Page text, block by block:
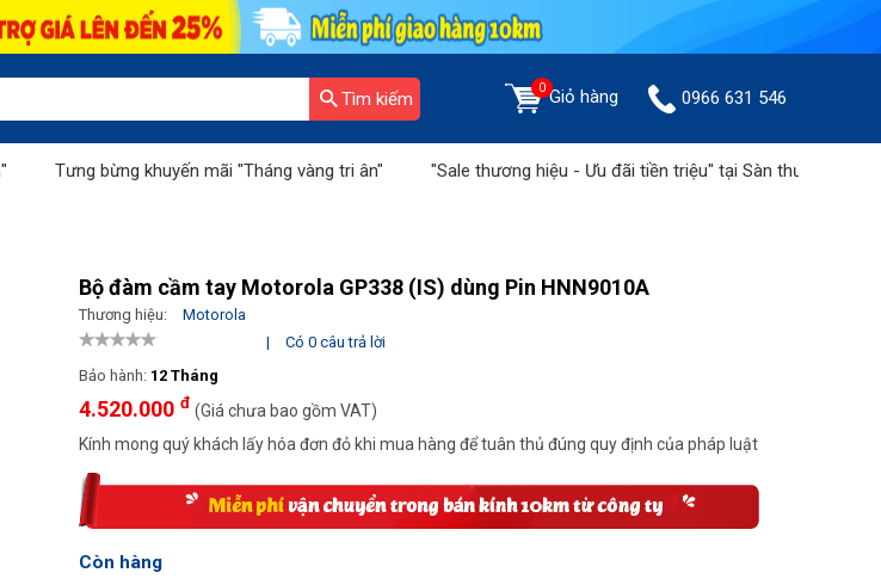
Tìm kiếm 0 Giỏ hàng 0966 631 546
Tưng bừng khuyến mãi "Tháng vàng tri ân" "Sale thương hiệu - Ưu đãi tiền triệu" tại Sàn thương mại Hoàng
Bộ đàm cầm tay Motorola GP338 (IS) dùng Pin HNN9010A
Thương hiệu:
Motorola
|
Có 0 câu trả lời
Bảo hành: 12 Tháng
4.520.000 đ (Giá chưa bao gồm VAT)
Kính mong quý khách lấy hóa đơn đỏ khi mua hàng để tuân thủ đúng quy định của pháp luật
Còn hàng